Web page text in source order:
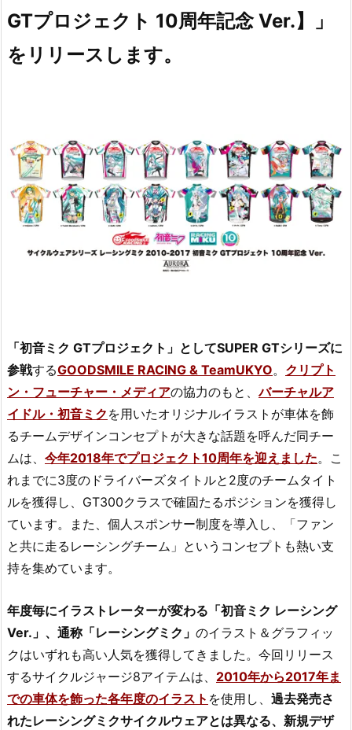
GTプロジェクト 10周年記念 Ver.】」
をリリースします。
「初音ミク GTプロジェクト」としてSUPER GTシリーズに
参戦するGOODSMILE RACING & TeamUKYO。 クリプト
ン・フューチャー・メディアの協力のもと、バーチャルア
イドル・初音ミク を用いたオリジナルイラストが車体を飾
るチームデザインコンセプトが大きな話題を呼んだ同チー
ムは、 今年2018年でプロジェクト10周年を迎えました。こ
れまでに3度のドライバーズタイトルと2度のチームタイト
ルを獲得し、GT300クラスで確固たるポジションを獲得し
ています。また、個人スポンサー制度を導入し、「ファン
と共に走るレーシングチーム」というコンセプトも熱い支
持を集めています。
年度毎にイラストレーターが変わる「初音ミク レーシング
Ver.」、通称「レーシングミク」 のイラスト＆グラフィッ
クはいずれも高い人気を獲得してきました。今回リリース
するサイクルジャージ8アイテムは、 2010年から2017年ま
での車体を飾った各年度のイラスト を使用し、 過去発売さ
れたレーシングミクサイクルウェアとは異なる、新規デザ